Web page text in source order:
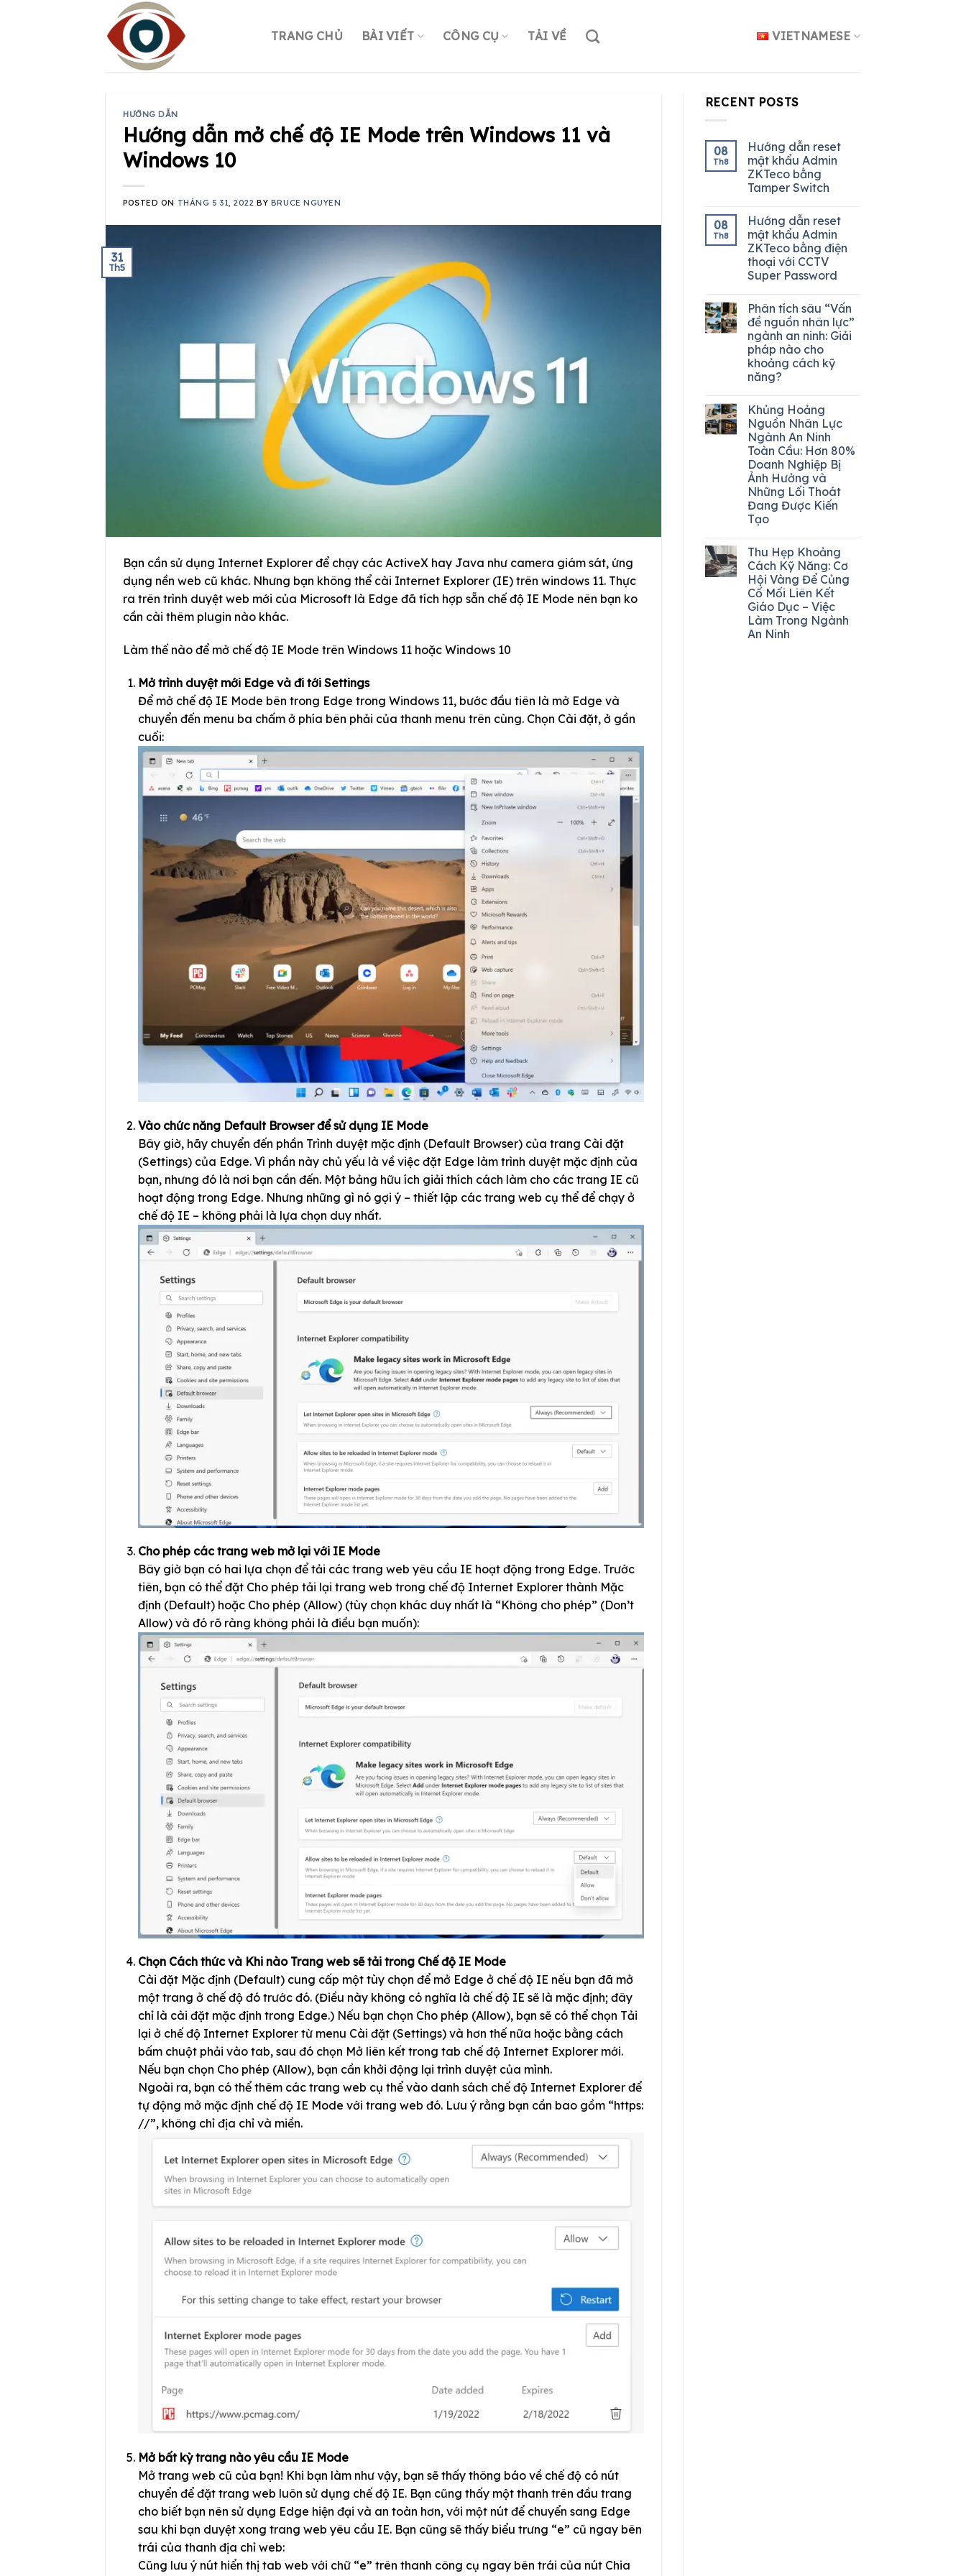
TRANG CHỦ BÀI VIẾT CÔNG CỤ TẢI VỀ VIETNAMESE
HƯỚNG DẪN
Hướng dẫn mở chế độ IE Mode trên Windows 11 và
Windows 10
POSTED ON THÁNG 5 31, 2022 BY BRUCE NGUYEN
31
Th5
Bạn cần sử dụng Internet Explorer để chạy các ActiveX hay Java như camera giám sát, ứng
dụng nền web cũ khác. Nhưng bạn không thể cài Internet Explorer (IE) trên windows 11. Thực
ra trên trình duyệt web mới của Microsoft là Edge đã tích hợp sẵn chế độ IE Mode nên bạn ko
cần cài thêm plugin nào khác.
Làm thế nào để mở chế độ IE Mode trên Windows 11 hoặc Windows 10
Mở trình duyệt mới Edge và đi tới Settings
Để mở chế độ IE Mode bên trong Edge trong Windows 11, bước đầu tiên là mở Edge và
chuyển đến menu ba chấm ở phía bên phải của thanh menu trên cùng. Chọn Cài đặt, ở gần
cuối:
Vào chức năng Default Browser để sử dụng IE Mode
Bây giờ, hãy chuyển đến phần Trình duyệt mặc định (Default Browser) của trang Cài đặt
(Settings) của Edge. Vì phần này chủ yếu là về việc đặt Edge làm trình duyệt mặc định của
bạn, nhưng đó là nơi bạn cần đến. Một bảng hữu ích giải thích cách làm cho các trang IE cũ
hoạt động trong Edge. Nhưng những gì nó gợi ý – thiết lập các trang web cụ thể để chạy ở
chế độ IE – không phải là lựa chọn duy nhất.
Cho phép các trang web mở lại với IE Mode
Bây giờ bạn có hai lựa chọn để tải các trang web yêu cầu IE hoạt động trong Edge. Trước
tiên, bạn có thể đặt Cho phép tải lại trang web trong chế độ Internet Explorer thành Mặc
định (Default) hoặc Cho phép (Allow) (tùy chọn khác duy nhất là “Không cho phép” (Don’t
Allow) và đó rõ ràng không phải là điều bạn muốn):
Chọn Cách thức và Khi nào Trang web sẽ tải trong Chế độ IE Mode
Cài đặt Mặc định (Default) cung cấp một tùy chọn để mở Edge ở chế độ IE nếu bạn đã mở
một trang ở chế độ đó trước đó. (Điều này không có nghĩa là chế độ IE sẽ là mặc định; đây
chỉ là cài đặt mặc định trong Edge.) Nếu bạn chọn Cho phép (Allow), bạn sẽ có thể chọn Tải
lại ở chế độ Internet Explorer từ menu Cài đặt (Settings) và hơn thế nữa hoặc bằng cách
bấm chuột phải vào tab, sau đó chọn Mở liên kết trong tab chế độ Internet Explorer mới.
Nếu bạn chọn Cho phép (Allow), bạn cần khởi động lại trình duyệt của mình.
Ngoài ra, bạn có thể thêm các trang web cụ thể vào danh sách chế độ Internet Explorer để
tự động mở mặc định chế độ IE Mode với trang web đó. Lưu ý rằng bạn cần bao gồm “https:
//”, không chỉ địa chỉ và miền.
Mở bất kỳ trang nào yêu cầu IE Mode
Mở trang web cũ của bạn! Khi bạn làm như vậy, bạn sẽ thấy thông báo về chế độ có nút
chuyển để đặt trang web luôn sử dụng chế độ IE. Bạn cũng thấy một thanh trên đầu trang
cho biết bạn nên sử dụng Edge hiện đại và an toàn hơn, với một nút để chuyển sang Edge
sau khi bạn duyệt xong trang web yêu cầu IE. Bạn cũng sẽ thấy biểu trưng “e” cũ ngay bên
trái của thanh địa chỉ web:
Cũng lưu ý nút hiển thị tab web với chữ “e” trên thanh công cụ ngay bên trái của nút Chia
RECENT POSTS
08
Th8
Hướng dẫn reset
mật khẩu Admin
ZKTeco bằng
Tamper Switch
08
Th8
Hướng dẫn reset
mật khẩu Admin
ZKTeco bằng điện
thoại với CCTV
Super Password
Phân tích sâu “Vấn
đề nguồn nhân lực”
ngành an ninh: Giải
pháp nào cho
khoảng cách kỹ
năng?
Khủng Hoảng
Nguồn Nhân Lực
Ngành An Ninh
Toàn Cầu: Hơn 80%
Doanh Nghiệp Bị
Ảnh Hưởng và
Những Lối Thoát
Đang Được Kiến
Tạo
Thu Hẹp Khoảng
Cách Kỹ Năng: Cơ
Hội Vàng Để Củng
Cố Mối Liên Kết
Giáo Dục – Việc
Làm Trong Ngành
An Ninh